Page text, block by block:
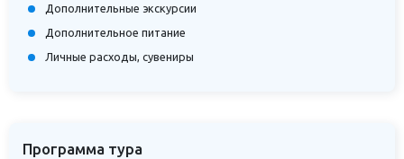
Дополнительные экскурсии
Дополнительное питание
Личные расходы, сувениры
Программа тура